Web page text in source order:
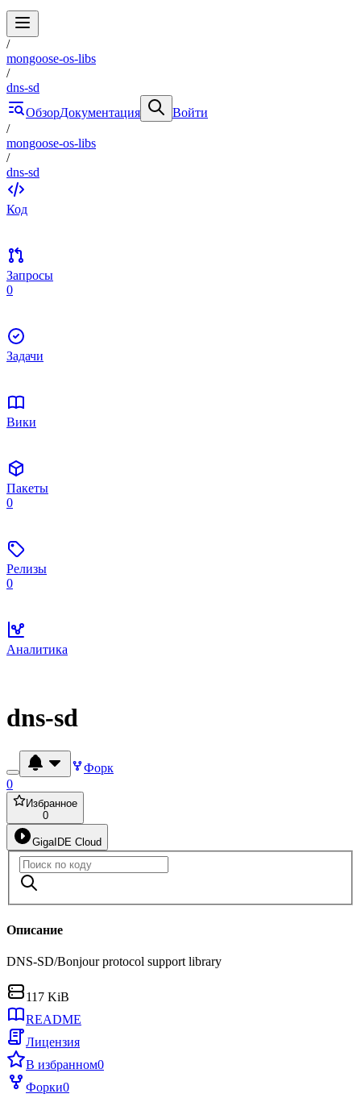
/
mongoose-os-libs
/
dns-sd
ОбзорДокументация
Войти
/
mongoose-os-libs
/
dns-sd
Код
Запросы
0
Задачи
Вики
Пакеты
0
Релизы
0
Аналитика
dns-sd
Форк
0
Избранное
0
GigaIDE Cloud
Описание
DNS-SD/Bonjour protocol support library
117 KiB
README
Лицензия
В избранном0
Форки0